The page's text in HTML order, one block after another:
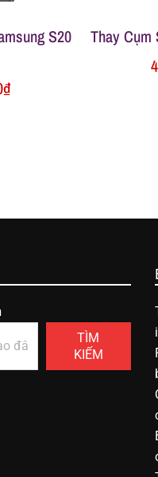
S20
₫
Thay Cụm
TÌM
KIẾM